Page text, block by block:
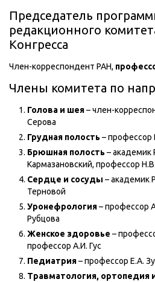
Председатель
редакционного
Конгресса
Член-корреспондент РАН,
Члены комитета по
Голова и шея– член-
Серова
Грудная полость – профессор
Брюшная полость – академик
Кармазановский, профессор
Сердце и сосуды – академик
Терновой
Уронефрология– профессор
Рубцова
Женское здоровье –
профессор А.И. Гус
Педиатрия– профессор Е.А.
Травматология, ортопедия